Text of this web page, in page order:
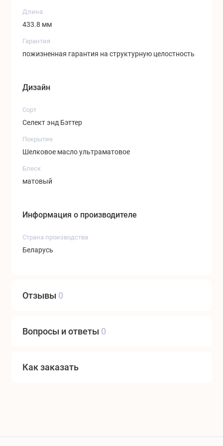
незначительные участки с вариациями цветового
тона с различными натуральными оттенками,
коричневого тона. Допускаются тщательно
отреставрированные не контрастные сучки
Длина
433.8 мм
Гарантия
пожизненная гарантия на структурную целостность
Дизайн
Сорт
Селект энд Бэттер
Покрытие
Шелковое масло ультраматовое
Блеск
матовый
Информация о производителе
Страна производства
Беларусь
Отзывы 0
Вопросы и ответы 0
Как заказать